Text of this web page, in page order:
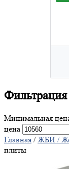
Фильтрация
Минимальная
цена
Главная /ЖБИ /
плиты